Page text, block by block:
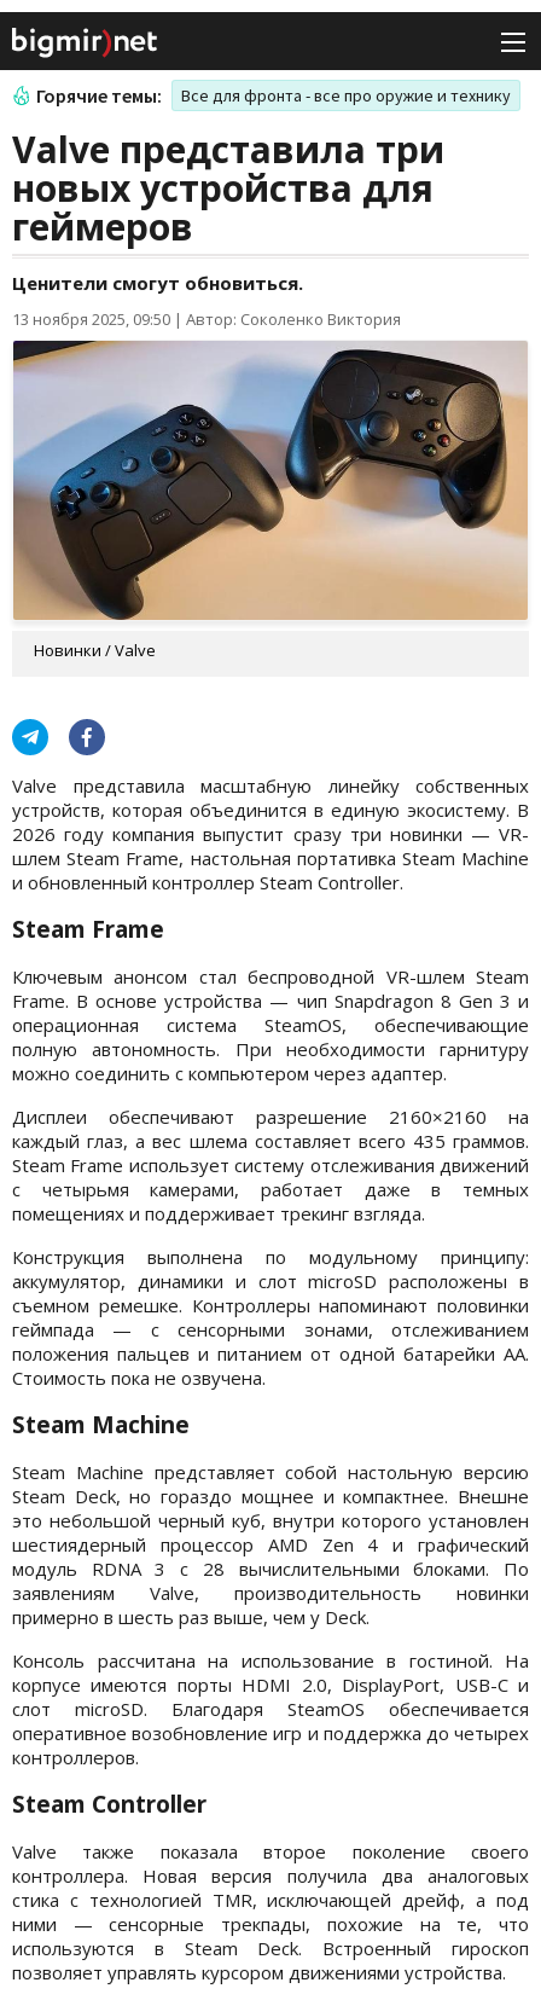
Горячие темы: Все для фронта - все про оружие и технику
Valve представила три
новых устройства для
геймеров
Ценители смогут обновиться.
13 ноября 2025, 09:50 | Автор: Соколенко Виктория
Новинки / Valve
Valve представила масштабную линейку собственных
устройств, которая объединится в единую экосистему. В
2026 году компания выпустит сразу три новинки — VR-
шлем Steam Frame, настольная портативка Steam Machine
и обновленный контроллер Steam Controller.
Steam Frame
Ключевым анонсом стал беспроводной VR-шлем Steam
Frame. В основе устройства — чип Snapdragon 8 Gen 3 и
операционная система SteamOS, обеспечивающие
полную автономность. При необходимости гарнитуру
можно соединить с компьютером через адаптер.
Дисплеи обеспечивают разрешение 2160×2160 на
каждый глаз, а вес шлема составляет всего 435 граммов.
Steam Frame использует систему отслеживания движений
с четырьмя камерами, работает даже в темных
помещениях и поддерживает трекинг взгляда.
Конструкция выполнена по модульному принципу:
аккумулятор, динамики и слот microSD расположены в
съемном ремешке. Контроллеры напоминают половинки
геймпада — с сенсорными зонами, отслеживанием
положения пальцев и питанием от одной батарейки AA.
Стоимость пока не озвучена.
Steam Machine
Steam Machine представляет собой настольную версию
Steam Deck, но гораздо мощнее и компактнее. Внешне
это небольшой черный куб, внутри которого установлен
шестиядерный процессор AMD Zen 4 и графический
модуль RDNA 3 с 28 вычислительными блоками. По
заявлениям Valve, производительность новинки
примерно в шесть раз выше, чем у Deck.
Консоль рассчитана на использование в гостиной. На
корпусе имеются порты HDMI 2.0, DisplayPort, USB-C и
слот microSD. Благодаря SteamOS обеспечивается
оперативное возобновление игр и поддержка до четырех
контроллеров.
Steam Controller
Valve также показала второе поколение своего
контроллера. Новая версия получила два аналоговых
стика с технологией TMR, исключающей дрейф, а под
ними — сенсорные трекпады, похожие на те, что
используются в Steam Deck. Встроенный гироскоп
позволяет управлять курсором движениями устройства.